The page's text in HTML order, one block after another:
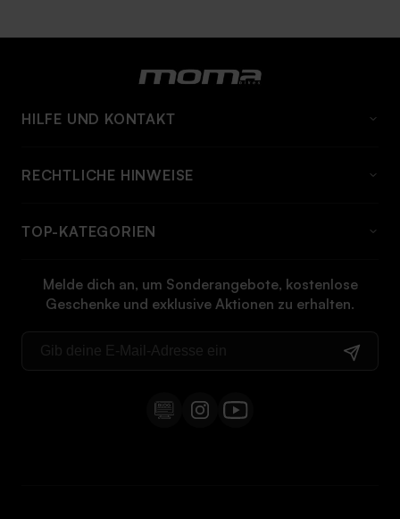
HILFE UND KONTAKT
Rückgabeinformationen
RECHTLICHE HINWEISE
Cookie-richtlinie
Datenschutz-bestimmungen
TOP-KATEGORIEN
Klappfahrrad
Melde dich an, um Sonderangebote, kostenlose
Geschenke und exklusive Aktionen zu erhalten.